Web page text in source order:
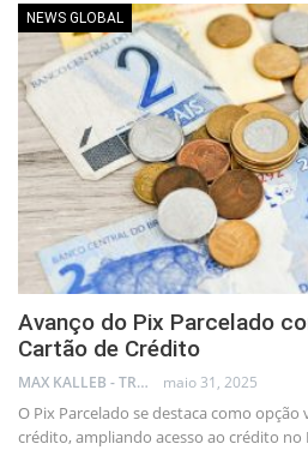
NEWS GLOBAL
Avanço do Pix Parcelado
Cartão de Crédito
MAX KALLEB - TRADER maio 31, 2025
O Pix Parcelado se destaca como
crédito, ampliando acesso ao crédito no